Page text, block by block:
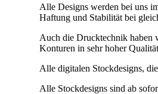
Alle Designs werden bei uns
Haftung und Stabilität bei
Auch die Drucktechnik haben
Konturen in sehr hoher
Alle digitalen Stockdesigns,
Alle Stockdesigns sind ab